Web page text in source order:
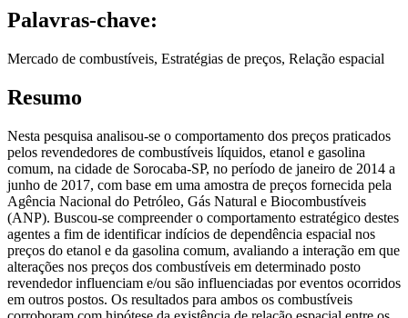
Palavras-chave:
Mercado de combustíveis, Estratégias de preços, Relação espacial
Resumo
Nesta pesquisa analisou-se o comportamento dos preços praticados
pelos revendedores de combustíveis líquidos, etanol e gasolina
comum, na cidade de Sorocaba-SP, no período de janeiro de 2014 a
junho de 2017, com base em uma amostra de preços fornecida pela
Agência Nacional do Petróleo, Gás Natural e Biocombustíveis
(ANP). Buscou-se compreender o comportamento estratégico destes
agentes a fim de identificar indícios de dependência espacial nos
preços do etanol e da gasolina comum, avaliando a interação em que
alterações nos preços dos combustíveis em determinado posto
revendedor influenciam e/ou são influenciadas por eventos ocorridos
em outros postos. Os resultados para ambos os combustíveis